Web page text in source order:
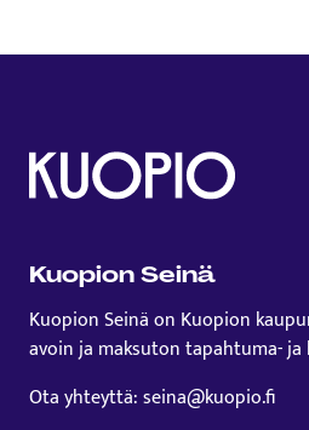
Kuopion Seinä
Kuopion Seinä on Kuopion
avoin ja maksuton tapahtuma-
Ota yhteyttä: seina@kuopio.fi